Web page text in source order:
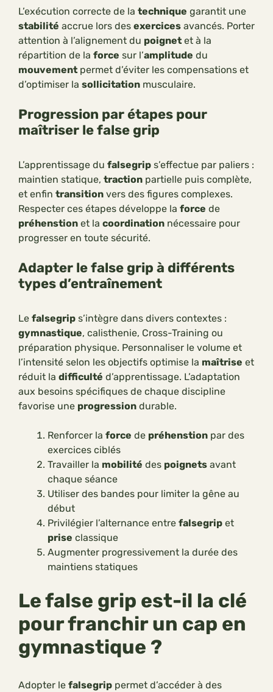
L’exécution correcte de la technique garantit une
stabilité accrue lors des exercices avancés. Porter
attention à l’alignement du poignet et à la
répartition de la force sur l’amplitude du
mouvement permet d’éviter les compensations et
d’optimiser la sollicitation musculaire.
Progression par étapes pour
maîtriser le false grip
L’apprentissage du falsegrip s’effectue par paliers :
maintien statique, traction partielle puis complète,
et enfin transition vers des figures complexes.
Respecter ces étapes développe la force de
préhenstion et la coordination nécessaire pour
progresser en toute sécurité.
Adapter le false grip à différents
types d’entraînement
Le falsegrip s’intègre dans divers contextes :
gymnastique, calisthenie, Cross-Training ou
préparation physique. Personnaliser le volume et
l’intensité selon les objectifs optimise la maîtrise et
réduit la difficulté d’apprentissage. L’adaptation
aux besoins spécifiques de chaque discipline
favorise une progression durable.
Renforcer la force de préhenstion par des
exercices ciblés
Travailler la mobilité des poignets avant
chaque séance
Utiliser des bandes pour limiter la gêne au
début
Privilégier l’alternance entre falsegrip et
prise classique
Augmenter progressivement la durée des
maintiens statiques
Le false grip est-il la clé
pour franchir un cap en
gymnastique ?
Adopter le falsegrip permet d’accéder à des